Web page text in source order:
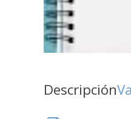
Descripción